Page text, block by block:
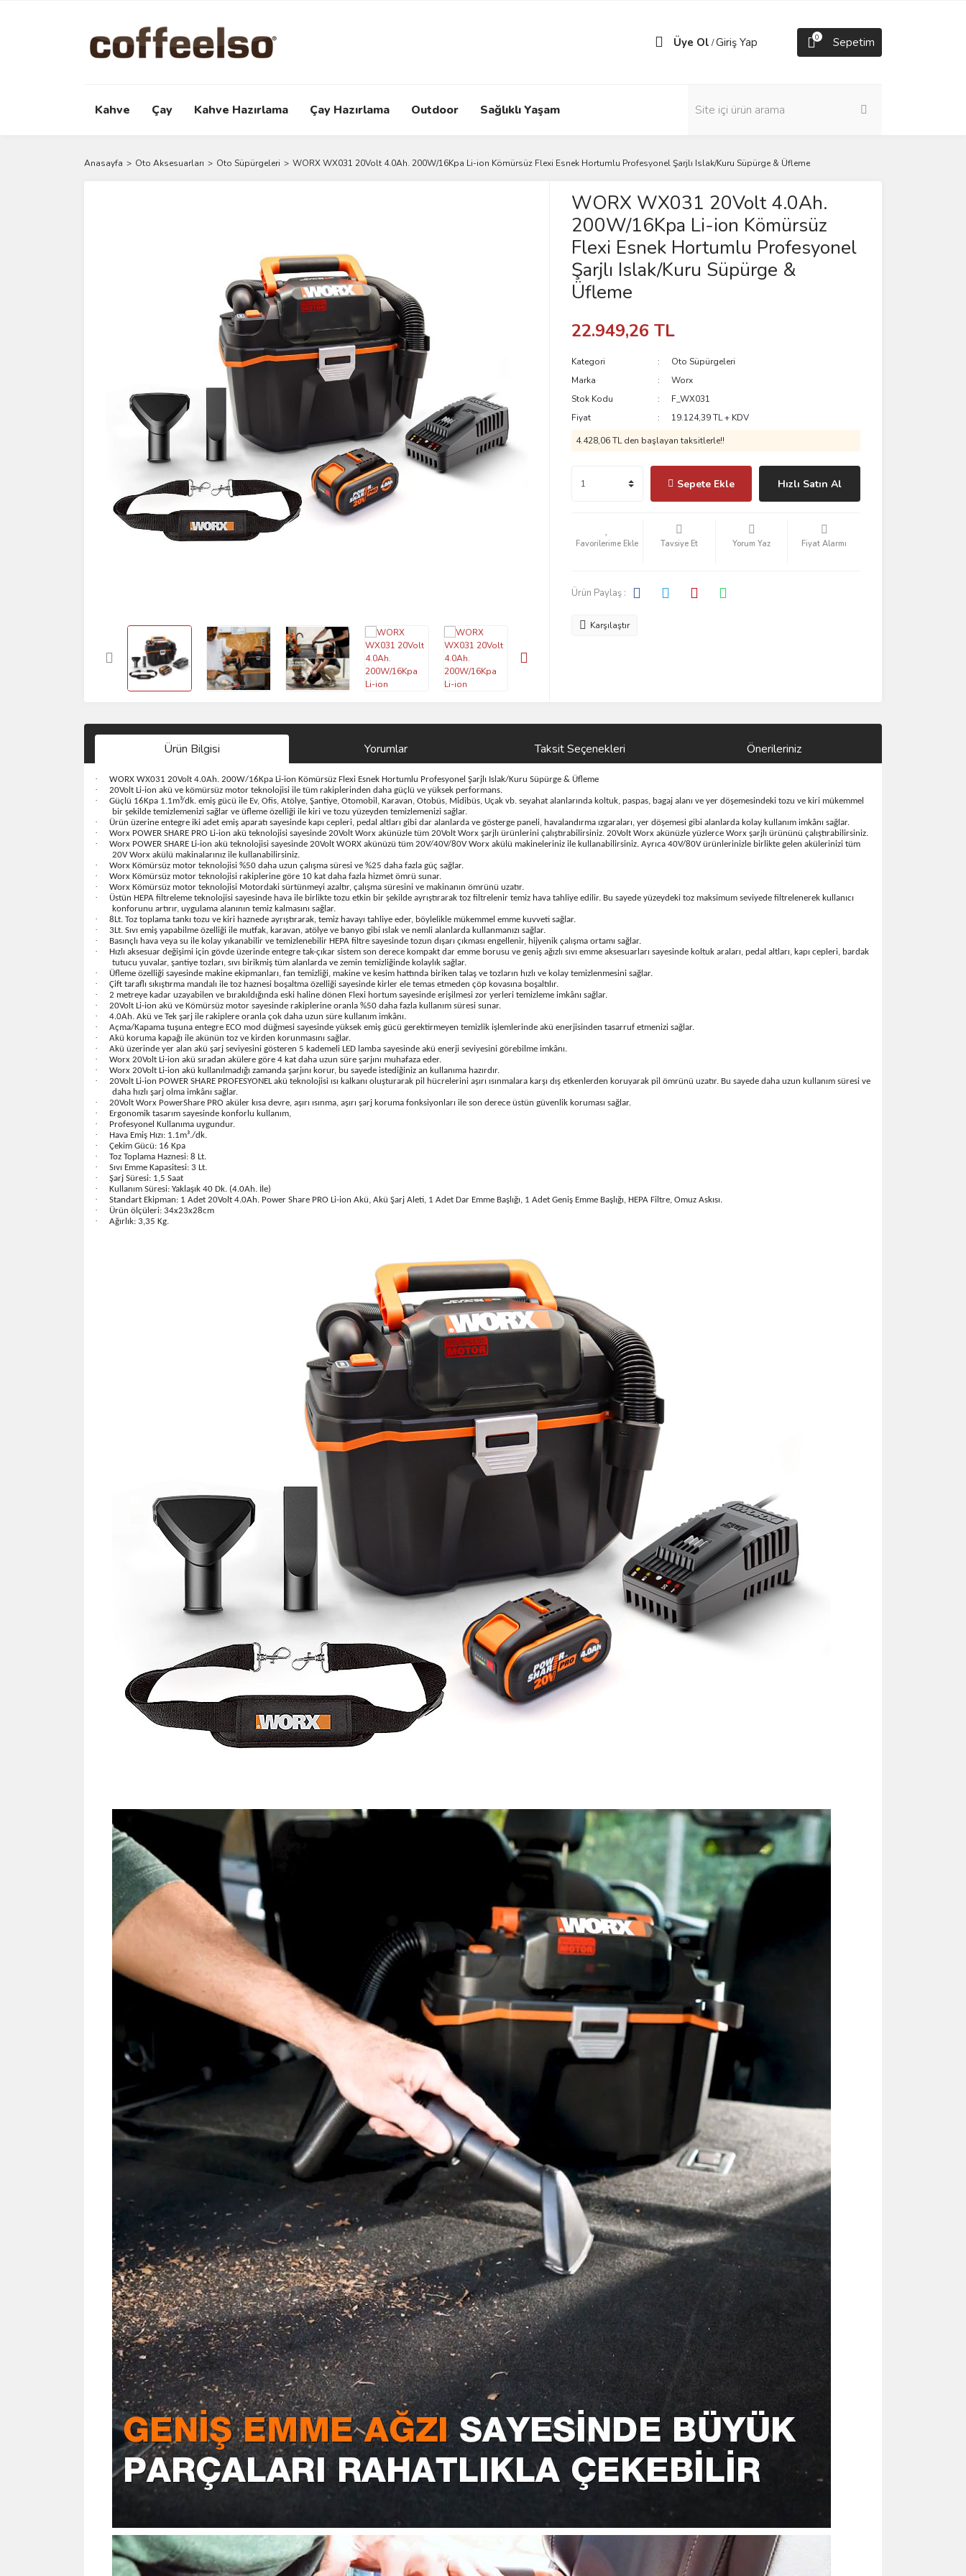
Üye Ol /Giriş Yap 0 Sepetim
Kahve Çay Kahve Hazırlama Çay Hazırlama Outdoor Sağlıklı Yaşam
Anasayfa Oto Aksesuarları Oto Süpürgeleri WORX WX031 20Volt 4.0Ah. 200W/16Kpa Li-ion Kömürsüz Flexi Esnek Hortumlu Profesyonel Şarjlı Islak/Kuru Süpürge & Üfleme
WORX WX031 20Volt 4.0Ah.
200W/16Kpa Li-ion Kömürsüz
Flexi Esnek Hortumlu Profesyonel
Şarjlı Islak/Kuru Süpürge &
Üfleme
22.949,26 TL
Kategori
Oto Süpürgeleri
Marka
Worx
Stok Kodu
F_WX031
Fiyat
19.124,39 TL + KDV
4.428,06 TL den başlayan taksitlerle!!
Sepete Ekle Hızlı Satın Al
Tavsiye Et Yorum Yaz Fiyat Alarmı
Ürün Paylaş :
Karşılaştır
Ürün Bilgisi Yorumlar Taksit Seçenekleri Önerileriniz
· WORX WX031 20Volt 4.0Ah. 200W/16Kpa Li-ion Kömürsüz Flexi Esnek Hortumlu Profesyonel Şarjlı Islak/Kuru Süpürge & Üfleme
· 20Volt Li-ion akü ve kömürsüz motor teknolojisi ile tüm rakiplerinden daha güçlü ve yüksek performans.
·
Güçlü 16Kpa 1.1m³/dk. emiş gücü ile Ev, Ofis, Atölye, Şantiye, Otomobil, Karavan, Otobüs, Midibüs, Uçak vb. seyahat alanlarında koltuk, paspas, bagaj alanı ve yer döşemesindeki tozu ve kiri mükemmel
bir şekilde temizlemenizi sağlar ve üfleme özelliği ile kiri ve tozu yüzeyden temizlemenizi sağlar.
· Ürün üzerine entegre iki adet emiş aparatı sayesinde kapı cepleri, pedal altları gibi dar alanlarda ve gösterge paneli, havalandırma ızgaraları, yer döşemesi gibi alanlarda kolay kullanım imkânı sağlar.
· Worx POWER SHARE PRO Li-ion akü teknolojisi sayesinde 20Volt Worx akünüzle tüm 20Volt Worx şarjlı ürünlerini çalıştırabilirsiniz. 20Volt Worx akünüzle yüzlerce Worx şarjlı ürününü çalıştırabilirsiniz.
·
Worx POWER SHARE Li-ion akü teknolojisi sayesinde 20Volt WORX akünüzü tüm 20V/40V/80V Worx akülü makineleriniz ile kullanabilirsiniz. Ayrıca 40V/80V ürünlerinizle birlikte gelen akülerinizi tüm
20V Worx akülü makinalarınız ile kullanabilirsiniz.
· Worx Kömürsüz motor teknolojisi %50 daha uzun çalışma süresi ve %25 daha fazla güç sağlar.
· Worx Kömürsüz motor teknolojisi rakiplerine göre 10 kat daha fazla hizmet ömrü sunar.
· Worx Kömürsüz motor teknolojisi Motordaki sürtünmeyi azaltır, çalışma süresini ve makinanın ömrünü uzatır.
·
Üstün HEPA filtreleme teknolojisi sayesinde hava ile birlikte tozu etkin bir şekilde ayrıştırarak toz filtrelenir temiz hava tahliye edilir. Bu sayede yüzeydeki toz maksimum seviyede filtrelenerek kullanıcı
konforunu artırır, uygulama alanının temiz kalmasını sağlar.
· 8Lt. Toz toplama tankı tozu ve kiri haznede ayrıştırarak, temiz havayı tahliye eder, böylelikle mükemmel emme kuvveti sağlar.
· 3Lt. Sıvı emiş yapabilme özelliği ile mutfak, karavan, atölye ve banyo gibi ıslak ve nemli alanlarda kullanmanızı sağlar.
· Basınçlı hava veya su ile kolay yıkanabilir ve temizlenebilir HEPA filtre sayesinde tozun dışarı çıkması engellenir, hijyenik çalışma ortamı sağlar.
·
Hızlı aksesuar değişimi için gövde üzerinde entegre tak-çıkar sistem son derece kompakt dar emme borusu ve geniş ağızlı sıvı emme aksesuarları sayesinde koltuk araları, pedal altları, kapı cepleri, bardak
tutucu yuvalar, şantiye tozları, sıvı birikmiş tüm alanlarda ve zemin temizliğinde kolaylık sağlar.
· Üfleme özelliği sayesinde makine ekipmanları, fan temizliği, makine ve kesim hattında biriken talaş ve tozların hızlı ve kolay temizlenmesini sağlar.
· Çift taraflı sıkıştırma mandalı ile toz haznesi boşaltma özelliği sayesinde kirler ele temas etmeden çöp kovasına boşaltılır.
· 2 metreye kadar uzayabilen ve bırakıldığında eski haline dönen Flexi hortum sayesinde erişilmesi zor yerleri temizleme imkânı sağlar.
· 20Volt Li-ion akü ve Kömürsüz motor sayesinde rakiplerine oranla %50 daha fazla kullanım süresi sunar.
· 4.0Ah. Akü ve Tek şarj ile rakiplere oranla çok daha uzun süre kullanım imkânı.
· Açma/Kapama tuşuna entegre ECO mod düğmesi sayesinde yüksek emiş gücü gerektirmeyen temizlik işlemlerinde akü enerjisinden tasarruf etmenizi sağlar.
· Akü koruma kapağı ile akünün toz ve kirden korunmasını sağlar.
· Akü üzerinde yer alan akü şarj seviyesini gösteren 5 kademeli LED lamba sayesinde akü enerji seviyesini görebilme imkânı.
· Worx 20Volt Li-ion akü sıradan akülere göre 4 kat daha uzun süre şarjını muhafaza eder.
· Worx 20Volt Li-ion akü kullanılmadığı zamanda şarjını korur, bu sayede istediğiniz an kullanıma hazırdır.
·
20Volt Li-ion POWER SHARE PROFESYONEL akü teknolojisi ısı kalkanı oluşturarak pil hücrelerini aşırı ısınmalara karşı dış etkenlerden koruyarak pil ömrünü uzatır. Bu sayede daha uzun kullanım süresi ve
daha hızlı şarj olma imkânı sağlar.
· 20Volt Worx PowerShare PRO aküler kısa devre, aşırı ısınma, aşırı şarj koruma fonksiyonları ile son derece üstün güvenlik koruması sağlar.
· Ergonomik tasarım sayesinde konforlu kullanım,
· Profesyonel Kullanıma uygundur.
· Hava Emiş Hızı: 1.1m³./dk.
· Çekim Gücü: 16 Kpa
· Toz Toplama Haznesi: 8 Lt.
· Sıvı Emme Kapasitesi: 3 Lt.
· Şarj Süresi: 1,5 Saat
· Kullanım Süresi: Yaklaşık 40 Dk. (4.0Ah. İle)
· Standart Ekipman: 1 Adet 20Volt 4.0Ah. Power Share PRO Li-ion Akü, Akü Şarj Aleti, 1 Adet Dar Emme Başlığı, 1 Adet Geniş Emme Başlığı, HEPA Filtre, Omuz Askısı.
· Ürün ölçüleri: 34x23x28cm
· Ağırlık: 3,35 Kg.